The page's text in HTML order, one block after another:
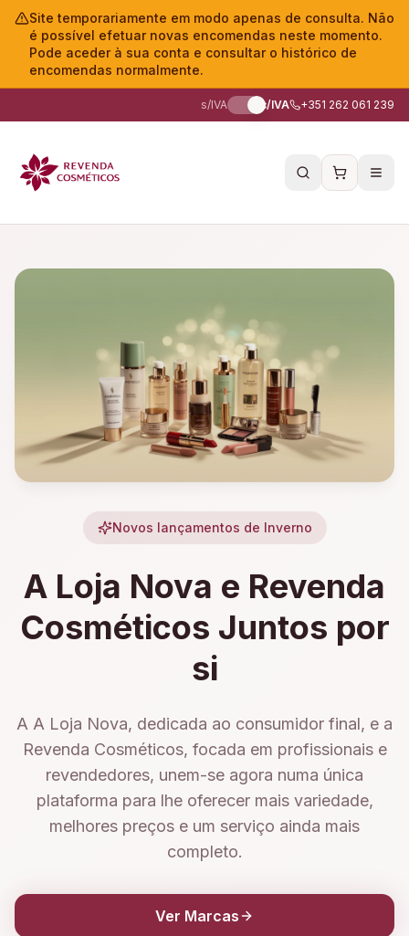
Site temporariamente em modo apenas de consulta. Não
é possível efetuar novas encomendas neste momento.
Pode aceder à sua conta e consultar o histórico de
encomendas normalmente.
s/IVA c/IVA +351 262 061 239
Novos lançamentos de Inverno
A Loja Nova e Revenda
Cosméticos Juntos por
si
A A Loja Nova, dedicada ao consumidor final, e a
Revenda Cosméticos, focada em profissionais e
revendedores, unem-se agora numa única
plataforma para lhe oferecer mais variedade,
melhores preços e um serviço ainda mais
completo.
Ver Marcas